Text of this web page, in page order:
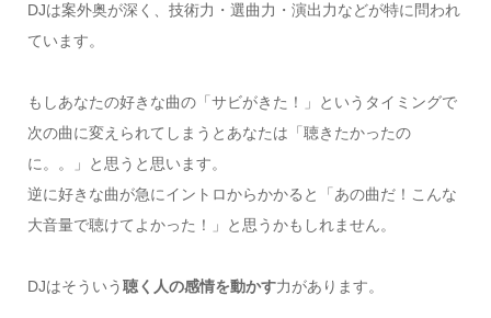
DJは案外奥が深く、技術力・選曲力・演出力などが特に問われ
ています。
もしあなたの好きな曲の「サビがきた！」というタイミングで
次の曲に変えられてしまうとあなたは「聴きたかったの
に。。」と思うと思います。
逆に好きな曲が急にイントロからかかると「あの曲だ！こんな
大音量で聴けてよかった！」と思うかもしれません。
DJはそういう聴く人の感情を動かす力があります。